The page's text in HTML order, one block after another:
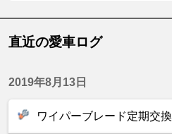
直近の愛車ログ
2019年8月13日
ワイパーブレード定期交換